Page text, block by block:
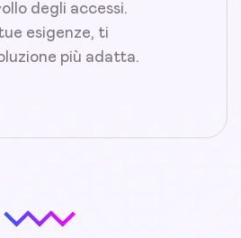
degli accessi.
esigenze, ti
più adatta.